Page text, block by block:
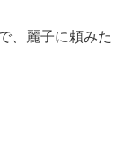
、麗子に頼みた